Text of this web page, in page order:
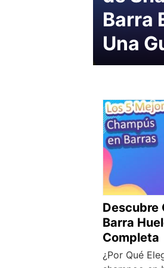
Barra
Una
Descubre
Barra
Completa
¿Por Qué